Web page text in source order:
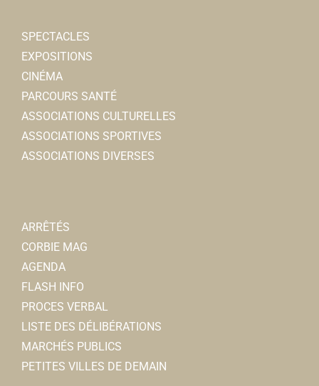
SPECTACLES
EXPOSITIONS
CINÉMA
PARCOURS SANTÉ
ASSOCIATIONS CULTURELLES
ASSOCIATIONS SPORTIVES
ASSOCIATIONS DIVERSES
ARRÊTÉS
CORBIE MAG
AGENDA
FLASH INFO
PROCES VERBAL
LISTE DES DÉLIBÉRATIONS
MARCHÉS PUBLICS
PETITES VILLES DE DEMAIN